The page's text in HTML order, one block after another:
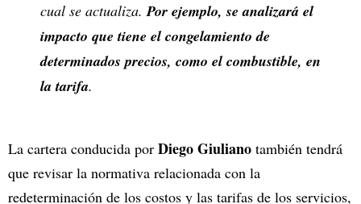
cual se actualiza.Por ejemplo, se analizará el
impacto que tiene el congelamiento de
determinados precios, como el combustible, en
la tarifa.
La cartera conducida por Diego Giuliano también tendrá
que revisar la normativa relacionada con la
redeterminación de los costos y las tarifas de los servicios,